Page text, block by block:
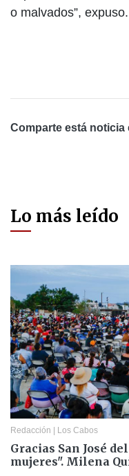
o malvados”, expuso.
Comparte está noticia
Lo más leído
Redacción | Los Cabos
Gracias San José
mujeres". Milena